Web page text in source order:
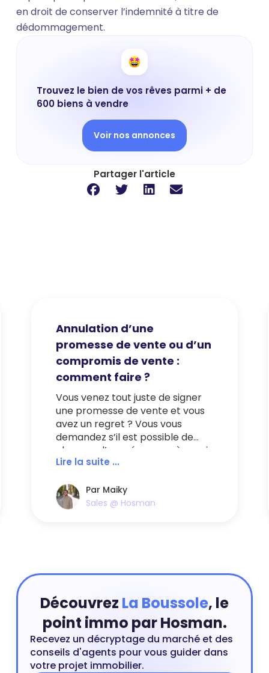
en droit de conserver l’indemnité à titre de
dédommagement.
Trouvez le bien de vos rêves parmi + de
600 biens à vendre
Voir nos annonces
Partager l'article
Annulation d’une
promesse de vente ou d’un
compromis de vente :
comment faire ?
Vous venez tout juste de signer
une promesse de vente et vous
avez un regret ? Vous vous
demandez s’il est possible de
changer d’acquéreur après avoir
signé un avant-contrat de vente
encore ce qu’il en est de
l’annulation d’une promesse de
peuvent se rétracter, excepté
sous certaines conditions.
Hosman vous détaille ici
lesquelles.
Lire la suite ...
Par Maiky
Sales @ Hosman
Découvrez La Boussole, le
point immo par Hosman.
Recevez un décryptage du marché et des
conseils d'agents pour vous guider dans
votre projet immobilier.